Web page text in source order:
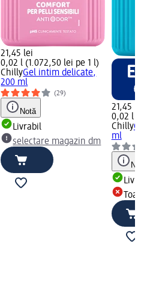
21,45 lei
0,02 l (1.072,50 lei pe 1 l)
ChillyGel intim delicate,
200 ml
(29)
Notă
Livrabil
selectare magazin dm
21,45 lei
0,02 l
Chilly
ml
Notă